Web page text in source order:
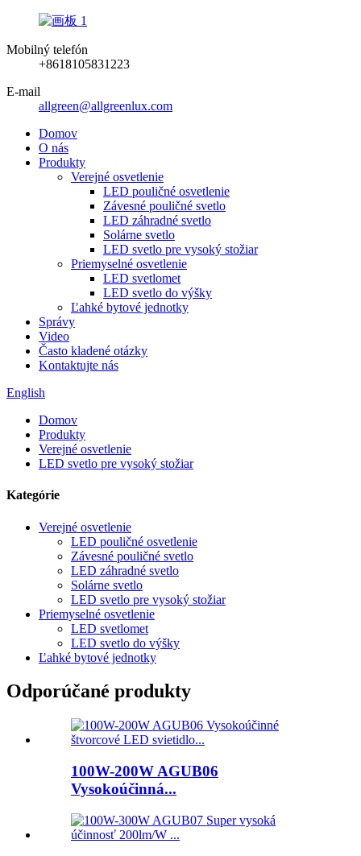
Mobilný telefón
+8618105831223
E-mail
allgreen@allgreenlux.com
Domov
O nás
Produkty
Verejné osvetlenie
LED pouličné osvetlenie
Závesné pouličné svetlo
LED záhradné svetlo
Solárne svetlo
LED svetlo pre vysoký stožiar
Priemyselné osvetlenie
LED svetlomet
LED svetlo do výšky
Ľahké bytové jednotky
Správy
Video
Často kladené otázky
Kontaktujte nás
English
Domov
Produkty
Verejné osvetlenie
LED svetlo pre vysoký stožiar
Kategórie
Verejné osvetlenie
LED pouličné osvetlenie
Závesné pouličné svetlo
LED záhradné svetlo
Solárne svetlo
LED svetlo pre vysoký stožiar
Priemyselné osvetlenie
LED svetlomet
LED svetlo do výšky
Ľahké bytové jednotky
Odporúčané produkty
100W-200W AGUB06
Vysokoúčinná...